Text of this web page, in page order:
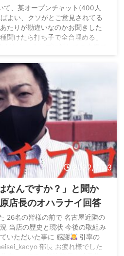
まう
、某オープンチャット(400人
よい、クソがとご意見されてる
たりが勘違いなのかお聞きした
聞けたら打ち子で全台埋める」
— りかしゃふちゃん
2022/7/23
なんですか？」と聞か
店長のオハラナイ回答
26名の皆様の前で 名古屋近隣の
当店の歴史と現状 今後の取組み
いただいた事に 感謝
引率の
部長 お疲れ様でした